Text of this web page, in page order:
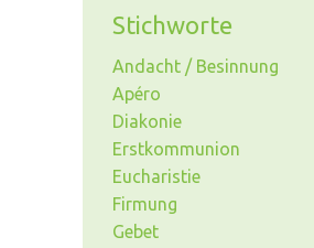
Stichworte
Andacht / Besinnung
Apéro
Diakonie
Erstkommunion
Eucharistie
Firmung
Gebet